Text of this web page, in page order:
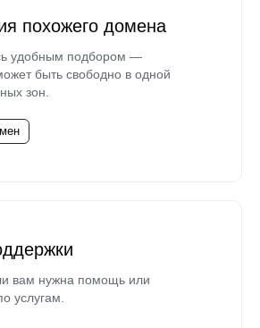
похожего домена
удобным подбором —
быть свободно в одной
зон.
вам нужна помощь или
услугам.